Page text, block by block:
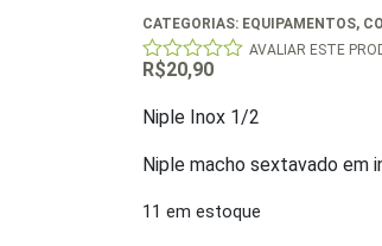
CATEGORIAS: EQUIPAMENTOS,
0
of
5
AVALIAR ESTE
R$20,90
Niple Inox 1/2
Niple macho sextavado em
11 em estoque